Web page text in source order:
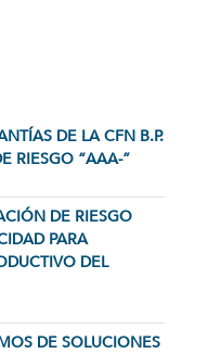
DE LA CFN B.P.
RIESGO “AAA-”
DE RIESGO
PARA
DEL
DE SOLUCIONES